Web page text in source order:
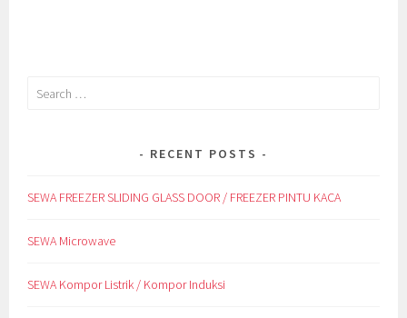
Search
RECENT POSTS
SEWA FREEZER SLIDING GLASS DOOR / FREEZER PINTU KACA
SEWA Microwave
SEWA Kompor Listrik / Kompor Induksi